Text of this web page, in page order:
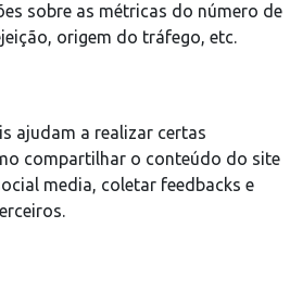
sobre as métricas do número de
origem do tráfego, etc.
ajudam a realizar certas
compartilhar o conteúdo do site
media, coletar feedbacks e